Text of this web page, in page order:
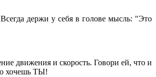
держи у себя в голове мысль: "Это
движения и скорость. Говори ей, что и
хочешь ТЫ!